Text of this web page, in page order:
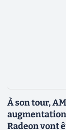
À son tour,
augmentation
Radeon vont